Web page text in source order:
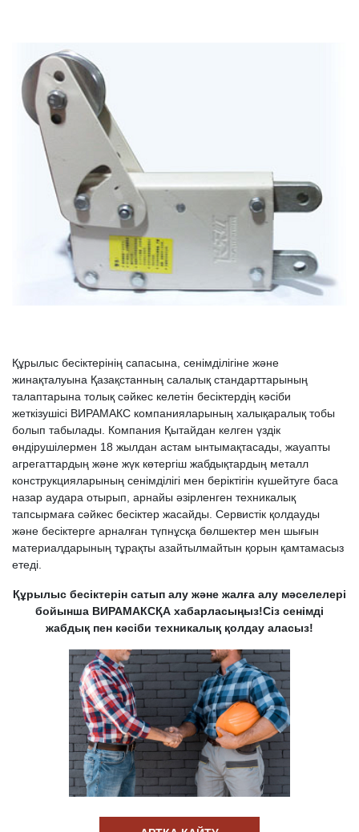
Құрылыс бесіктерінің сапасына, сенімділігіне және
жинақталуына Қазақстанның салалық стандарттарының
талаптарына толық сәйкес келетін бесіктердің кәсіби
жеткізушісі ВИРАМАКС компанияларының халықаралық тобы
болып табылады. Компания Қытайдан келген үздік
өндірушілермен 18 жылдан астам ынтымақтасады, жауапты
агрегаттардың және жүк көтергіш жабдықтардың металл
конструкцияларының сенімділігі мен беріктігін күшейтуге баса
назар аудара отырып, арнайы әзірленген техникалық
тапсырмаға сәйкес бесіктер жасайды. Сервистік қолдауды
және бесіктерге арналған түпнұсқа бөлшектер мен шығын
материалдарының тұрақты азайтылмайтын қорын қамтамасыз
етеді.
Құрылыс бесіктерін сатып алу және жалға алу мәселелері
бойынша ВИРАМАКСҚА хабарласыңыз!Сіз сенімді
жабдық пен кәсіби техникалық қолдау аласыз!